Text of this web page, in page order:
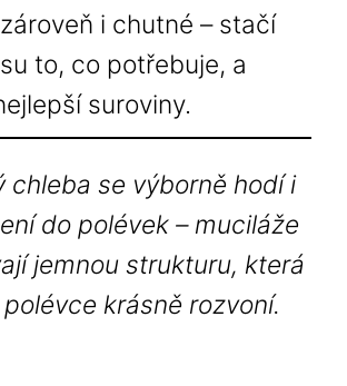
i chutné – stačí
to, co potřebuje, a
suroviny.
chleba se výborně hodí i
do polévek – muciláže
jemnou strukturu, která
krásně rozvoní.